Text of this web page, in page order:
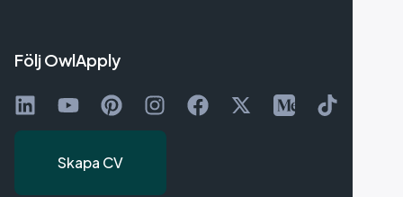
Följ OwlApply
Skapa CV